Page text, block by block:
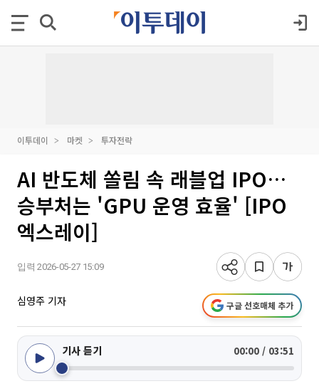
이투데이 마켓 투자전략
AI 반도체 쏠림 속 래블업 IPO…
승부처는 'GPU 운영 효율' [IPO
엑스레이]
입력 2026-05-27 15:09
심영주 기자 구글 선호매체 추가
기사 듣기 00:00 / 03:51